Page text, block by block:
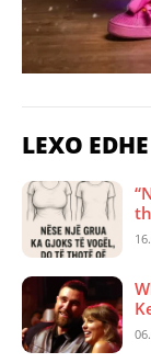
LEXO EDHE